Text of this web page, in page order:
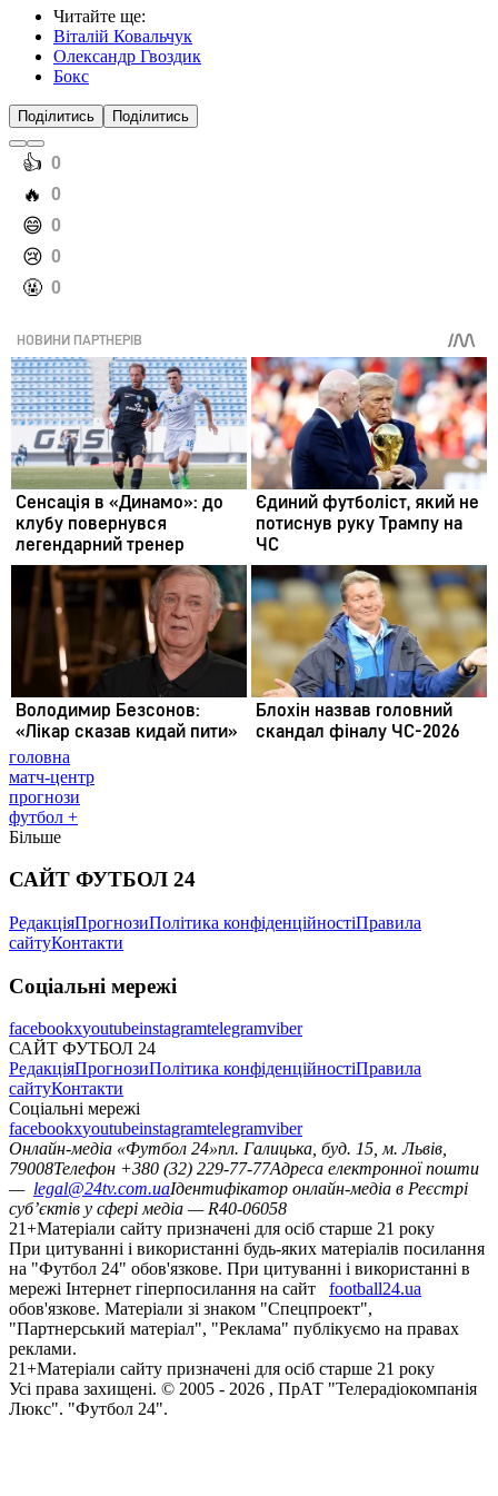
Читайте ще:
Віталій Ковальчук
Олександр Гвоздик
Бокс
Поділитись Поділитись
️👍 0
️🔥 0
️😄 0
️😢 0
️🤬 0
головна
матч-центр
прогнози
футбол +
Більше
САЙТ ФУТБОЛ 24
РедакціяПрогнозиПолітика конфіденційностіПравила
сайтуКонтакти
Соціальні мережі
facebookxyoutubeinstagramtelegramviber
САЙТ ФУТБОЛ 24
РедакціяПрогнозиПолітика конфіденційностіПравила
сайтуКонтакти
Соціальні мережі
facebookxyoutubeinstagramtelegramviber
Онлайн-медіа «Футбол 24»пл. Галицька, буд. 15, м. Львів,
79008Телефон +380 (32) 229-77-77Адреса електронної пошти
— legal@24tv.com.uaІдентифікатор онлайн-медіа в Реєстрі
суб’єктів у сфері медіа — R40-06058
21+Матеріали сайту призначені для осіб старше 21 року
При цитуванні і використанні будь-яких матеріалів посилання
на "Футбол 24" обов'язкове. При цитуванні і використанні в
мережі Інтернет гіперпосилання на сайт
football24.ua
обов'язкове. Матеріали зі знаком "Спецпроект",
"Партнерський матеріал", "Реклама" публікуємо на правах
реклами.
21+Матеріали сайту призначені для осіб старше 21 року
Усi права захищенi. © 2005 - 2026 , ПрАТ "Телерадіокомпанія
Люкс". "Футбол 24".